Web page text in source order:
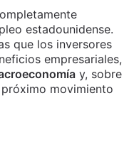
estadounidense.
que los inversores
empresariales,
y, sobre
movimiento